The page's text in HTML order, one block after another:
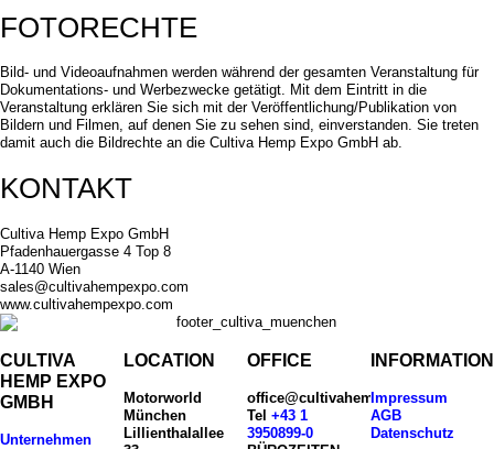
FOTORECHTE
Bild- und Videoaufnahmen werden während der gesamten Veranstaltung für
Dokumentations- und Werbezwecke getätigt. Mit dem Eintritt in die
Veranstaltung erklären Sie sich mit der Veröffentlichung/Publikation von
Bildern und Filmen, auf denen Sie zu sehen sind, einverstanden. Sie treten
damit auch die Bildrechte an die Cultiva Hemp Expo GmbH ab.
KONTAKT
Cultiva Hemp Expo GmbH
Pfadenhauergasse 4 Top 8
A-1140 Wien
sales@cultivahempexpo.com
www.cultivahempexpo.com
CULTIVA
HEMP EXPO
GMBH
Unternehmen
LOCATION
Motorworld
München
Lillienthalallee
OFFICE
office@cultivahempexpo.com
Tel +43 1
3950899-0
Impressum
AGB
Datenschutz